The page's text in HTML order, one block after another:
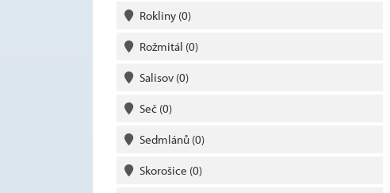
Rokliny (0)
Rožmitál (0)
Salisov (0)
Seč (0)
Sedmlánů (0)
Skorošice (0)